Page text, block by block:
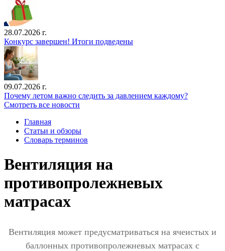
28.07.2026 г.
Конкурс завершен! Итоги подведены
09.07.2026 г.
Почему летом важно следить за давлением каждому?
Смотреть все новости
Главная
Статьи и обзоры
Словарь терминов
Вентиляция на
противопролежневых
матрасах
Вентиляция может предусматриваться на ячеистых и
баллонных противопролежневых матрасах с